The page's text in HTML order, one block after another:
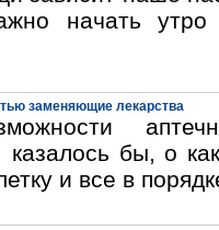
начать утро
заменяющие лекарства
казалось бы, о
и все в